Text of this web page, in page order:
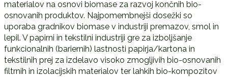
materialov na osnovi biomase za razvoj končnih bio-
osnovanih produktov. Najpomembnejši dosežki so
uporaba gradnikov biomase v industriji premazov, smol in
lepil. V papirni in tekstilni industriji gre za izboljšanje
funkcionalnih (bariernih) lastnosti papirja/kartona in
tekstilnih prej za izdelavo visoko zmogljivih bio-osnovanih
filtrnih in izolacijskih materialov ter lahkih bio-kompozitov